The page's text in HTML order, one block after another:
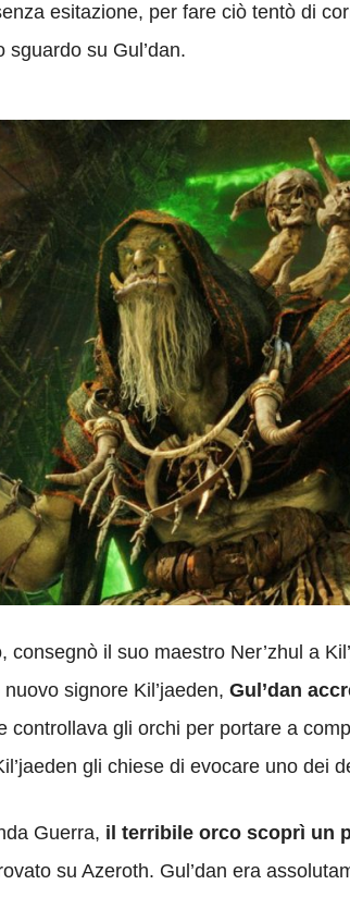
esitazione, per fare ciò tentò di
su Gul’dan.
il suo maestro Ner’zhul a
signore Kil’jaeden, Gul’dan
controllava gli orchi per portare a
gli chiese di evocare uno
Guerra, il terribile orco scoprì un
su Azeroth. Gul’dan era